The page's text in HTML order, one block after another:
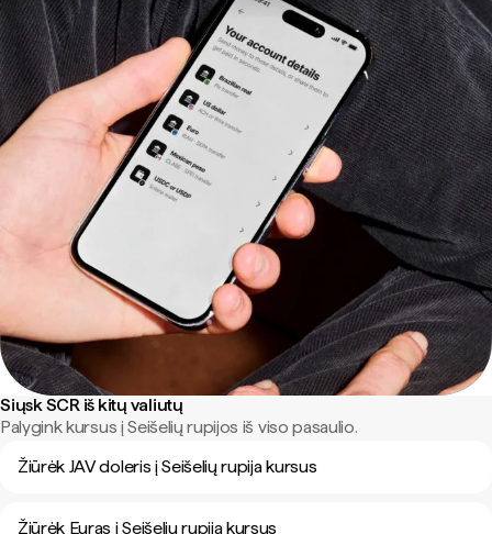
Siųsk SCR iš kitų valiutų
Palygink kursus į Seišelių rupijos iš viso pasaulio.
Žiūrėk JAV doleris į Seišelių rupija kursus
Žiūrėk Euras į Seišelių rupija kursus